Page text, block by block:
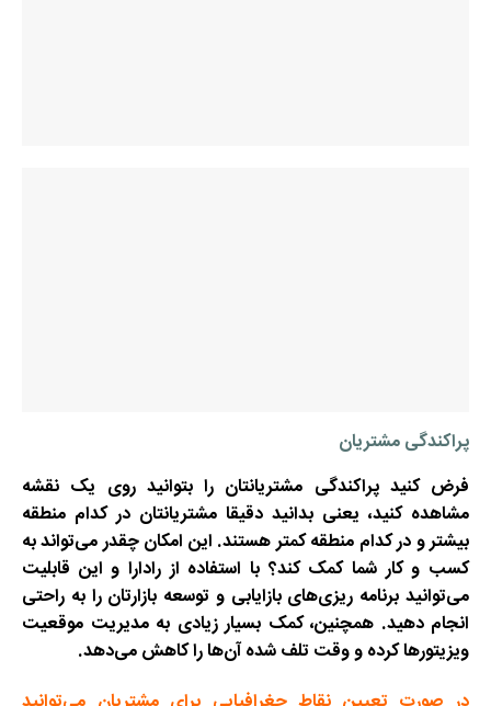
پراکندگی مشتریان
فرض کنید پراکندگی مشتریانتان را بتوانید روی یک نقشه
مشاهده کنید، یعنی بدانید دقیقا مشتریانتان در کدام منطقه
بیشتر و در کدام منطقه کمتر هستند. این امکان چقدر می‌تواند به
کسب و کار شما کمک کند؟ با استفاده از رادارا و این قابلیت
می‌توانید برنامه ریزی‌های بازایابی و توسعه بازارتان را به راحتی
انجام دهید. همچنین، کمک بسیار زیادی به مدیریت موقعیت
ویزیتورها کرده و وقت تلف شده آن‌ها را کاهش می‌دهد.